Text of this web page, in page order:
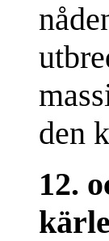
den
12.